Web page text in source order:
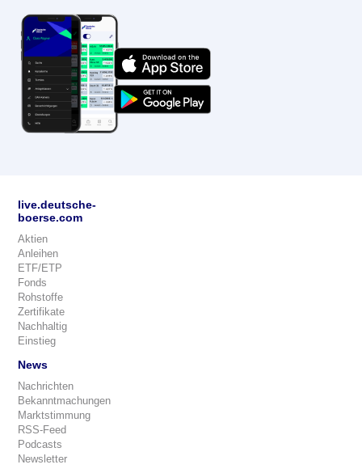
live.deutsche-
boerse.com
Aktien
Anleihen
ETF/ETP
Fonds
Rohstoffe
Zertifikate
Nachhaltig
Einstieg
News
Nachrichten
Bekanntmachungen
Marktstimmung
RSS-Feed
Podcasts
Newsletter